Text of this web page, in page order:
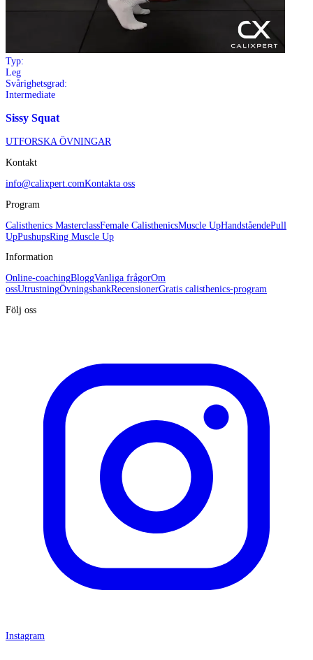
Typ:
Leg
Svårighetsgrad:
Intermediate
Sissy Squat
UTFORSKA ÖVNINGAR
Kontakt
info@calixpert.comKontakta oss
Program
Calisthenics MasterclassFemale CalisthenicsMuscle UpHandståendePull
UpPushupsRing Muscle Up
Information
Online-coachingBloggVanliga frågorOm
ossUtrustningÖvningsbankRecensionerGratis calisthenics-program
Följ oss
Instagram